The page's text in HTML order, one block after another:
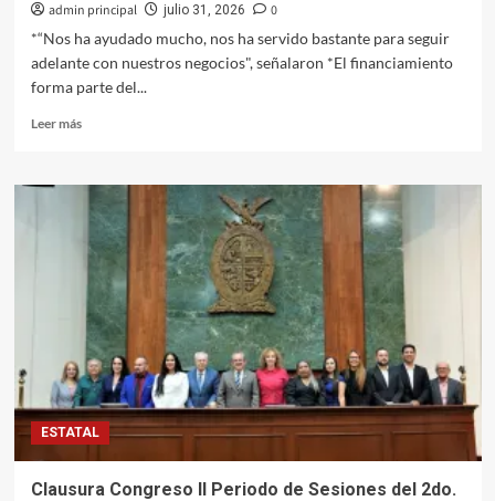
admin principal julio 31, 2026
0
*“Nos ha ayudado mucho, nos ha servido bastante para seguir
adelante con nuestros negocios", señalaron *El financiamiento
forma parte del...
Leer másLeer
Entrega
Ayuntamiento
Culiacán
cheque
a
grupo
Fuerza
Rosa
para
impulsar
sus
negocios
ESTATAL
Clausura Congreso II Periodo de Sesiones del 2do.